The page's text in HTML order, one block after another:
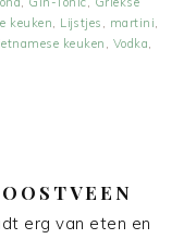
keuken, Lijstjes , martini,
keuken , Vodka,
erg van eten en